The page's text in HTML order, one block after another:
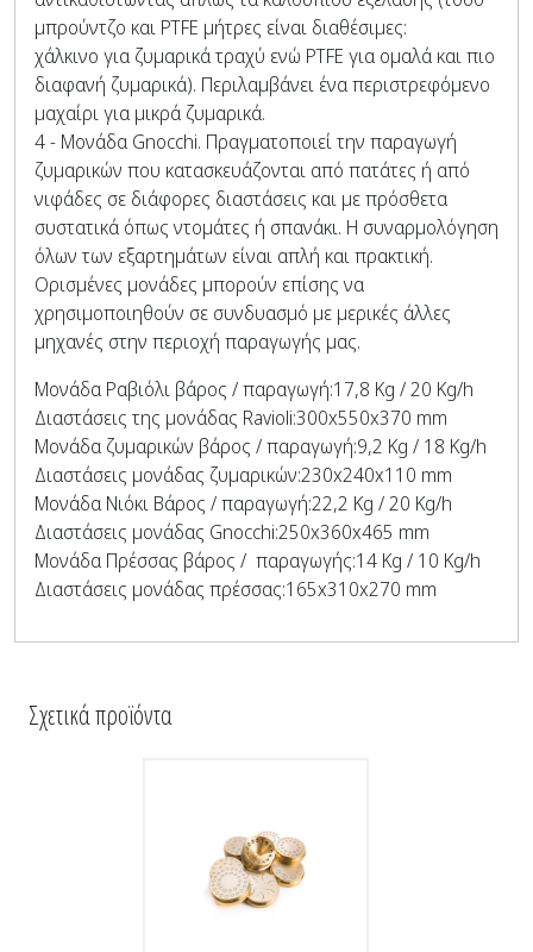
μπρούντζο και PTFE μήτρες είναι διαθέσιμες:
χάλκινο για ζυμαρικά τραχύ ενώ PTFE για ομαλά και πιο
διαφανή ζυμαρικά). Περιλαμβάνει ένα περιστρεφόμενο
μαχαίρι για μικρά ζυμαρικά.
4 - Μονάδα Gnocchi. Πραγματοποιεί την παραγωγή
ζυμαρικών που κατασκευάζονται από πατάτες ή από
νιφάδες σε διάφορες διαστάσεις και με πρόσθετα
συστατικά όπως ντομάτες ή σπανάκι. Η συναρμολόγηση
όλων των εξαρτημάτων είναι απλή και πρακτική.
Ορισμένες μονάδες μπορούν επίσης να
χρησιμοποιηθούν σε συνδυασμό με μερικές άλλες
μηχανές στην περιοχή παραγωγής μας.
Μονάδα Ραβιόλι βάρος / παραγωγή:17,8 Kg / 20 Kg/h
Διαστάσεις της μονάδας Ravioli:300x550x370 mm
Μονάδα ζυμαρικών βάρος / παραγωγή:9,2 Kg / 18 Kg/h
Διαστάσεις μονάδας ζυμαρικών:230x240x110 mm
Μονάδα Νιόκι Βάρος / παραγωγή:22,2 Kg / 20 Kg/h
Διαστάσεις μονάδας Gnocchi:250x360x465 mm
Μονάδα Πρέσσας βάρος / παραγωγής:14 Kg / 10 Kg/h
Διαστάσεις μονάδας πρέσσας:165x310x270 mm
Σχετικά προϊόντα